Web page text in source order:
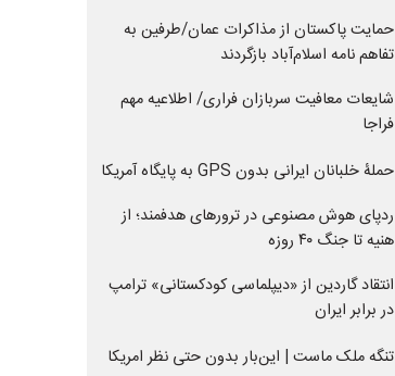
حمایت پاکستان از مذاکرات عمان/طرفین به
تفاهم نامه اسلام‌آباد بازگردند
شایعات معافیت سربازان فراری/ اطلاعیه مهم
فراجا
حملۀ خلبانان ایرانی بدون GPS به پایگاه آمریکا
ردپای هوش مصنوعی در ترورهای هدفمند؛ از
هنیه تا جنگ ۴۰ روزه
انتقاد گاردین از «دیپلماسی کودکستانی» ترامپ
در برابر ایران
تنگه ملک ماست | این‌بار بدون حتی نظر امریکا